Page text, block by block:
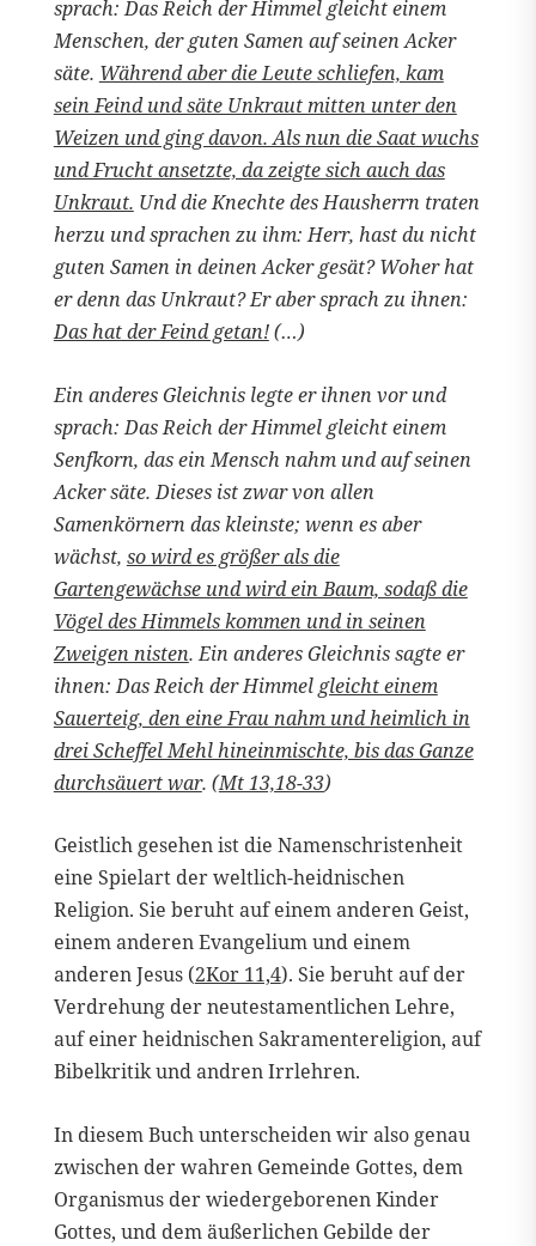
sprach: Das Reich der Himmel gleicht einem
Menschen, der guten Samen auf seinen Acker
säte. Während aber die Leute schliefen, kam
sein Feind und säte Unkraut mitten unter den
Weizen und ging davon. Als nun die Saat wuchs
und Frucht ansetzte, da zeigte sich auch das
Unkraut. Und die Knechte des Hausherrn traten
herzu und sprachen zu ihm: Herr, hast du nicht
guten Samen in deinen Acker gesät? Woher hat
er denn das Unkraut? Er aber sprach zu ihnen:
Das hat der Feind getan!(…)
Ein anderes Gleichnis legte er ihnen vor und
sprach: Das Reich der Himmel gleicht einem
Senfkorn, das ein Mensch nahm und auf seinen
Acker säte. Dieses ist zwar von allen
Samenkörnern das kleinste; wenn es aber
wächst, so wird es größer als die
Gartengewächse und wird ein Baum, sodaß die
Vögel des Himmels kommen und in seinen
Zweigen nisten. Ein anderes Gleichnis sagte er
ihnen: Das Reich der Himmel gleicht einem
Sauerteig, den eine Frau nahm und heimlich in
drei Scheffel Mehl hineinmischte, bis das Ganze
durchsäuert war. (Mt 13,18-33)
Geistlich gesehen ist die Namenschristenheit
eine Spielart der weltlich-heidnischen
Religion. Sie beruht auf einem anderen Geist,
einem anderen Evangelium und einem
anderen Jesus (2Kor 11,4). Sie beruht auf der
Verdrehung der neutestamentlichen Lehre,
auf einer heidnischen Sakramentereligion, auf
Bibelkritik und andren Irrlehren.
In diesem Buch unterscheiden wir also genau
zwischen der wahren Gemeinde Gottes, dem
Organismus der wiedergeborenen Kinder
Gottes, und dem äußerlichen Gebilde der